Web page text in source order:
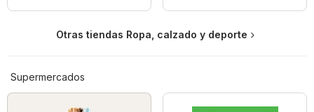
Otras tiendas Ropa, calzado y deporte
Supermercados